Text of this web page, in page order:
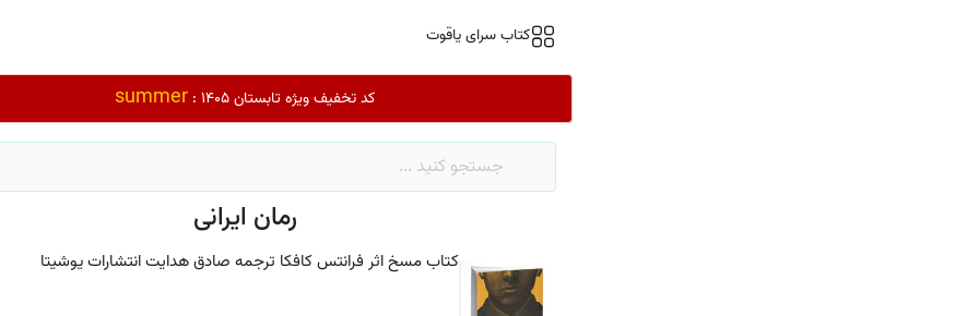
کتاب سرای یاقوت
کد تخفیف ویژه تابستان 1405 : summer
رمان ایرانی
کتاب مسخ اثر فرانتس کافکا ترجمه صادق هدایت انتشارات یوشیتا